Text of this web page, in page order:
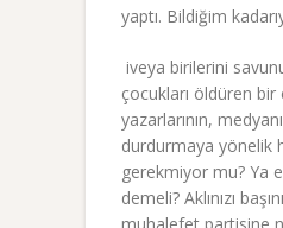
yaptı. Bildiğim
iveya birilerini
çocukları öldüren
yazarlarının,
durdurmaya yönelik
gerekmiyor mu? Ya
demeli? Aklınızı